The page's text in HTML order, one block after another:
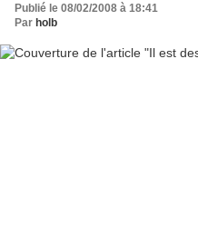
Publié le 08/02/2008 à 18:41
Par holb